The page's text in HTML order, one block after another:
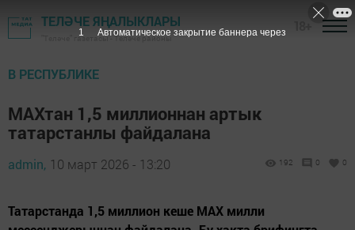
ТЕЛӘЧЕ ЯҢАЛЫКЛАРЫ
"Теләче" газетасы - Теләче районы
В РЕСПУБЛИКЕ
МАХтан 1,5 миллионнан артык
татарстанлы файдалана
admin, 10 март 2026 - 13:20 192 0 0
Татарстанда 1,5 миллион кеше МАХ милли